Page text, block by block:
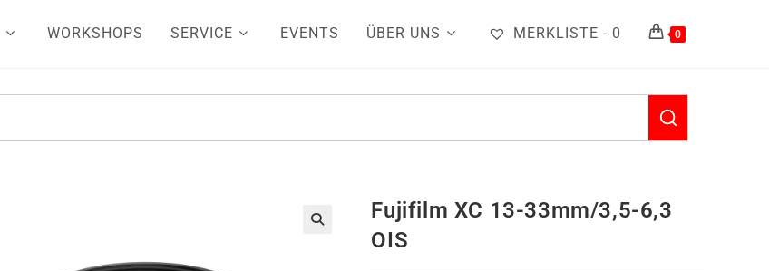
WORKSHOPS SERVICE EVENTS ÜBER UNS MERKLISTE - 0 0
Fujifilm XC 13-33mm/3,5-6,3
OIS